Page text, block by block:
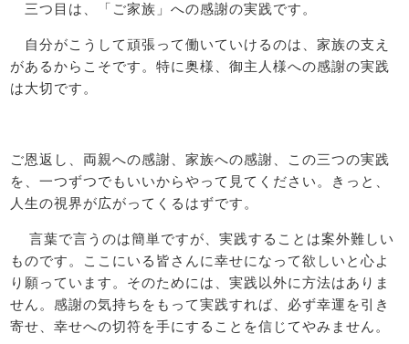
三つ目は、「ご家族」への感謝の実践です。
自分がこうして頑張って働いていけるのは、家族の支え
があるからこそです。特に奥様、御主人様への感謝の実践
は大切です。
ご恩返し、両親への感謝、家族への感謝、この三つの実践
を、一つずつでもいいからやって見てください。きっと、
人生の視界が広がってくるはずです。
言葉で言うのは簡単ですが、実践することは案外難しい
ものです。ここにいる皆さんに幸せになって欲しいと心よ
り願っています。そのためには、実践以外に方法はありま
せん。感謝の気持ちをもって実践すれば、必ず幸運を引き
寄せ、幸せへの切符を手にすることを信じてやみません。